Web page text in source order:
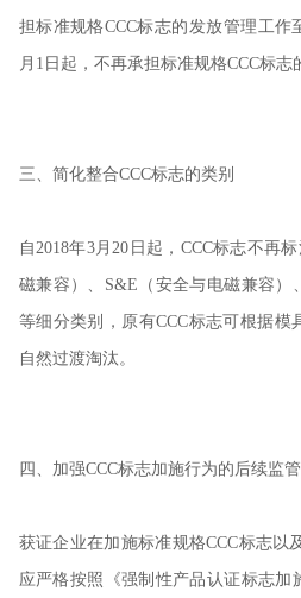
担标准规格CCC标志的发放管理工作
月1日起，不再承担标准规格CCC标志
三、简化整合CCC标志的类别
自2018年3月20日起，CCC标志不再
磁兼容）、S&E（安全与电磁兼容）
等细分类别，原有CCC标志可根据
自然过渡淘汰。
四、加强CCC标志加施行为的后续监管
获证企业在加施标准规格CCC标志以
应严格按照《强制性产品认证标志加